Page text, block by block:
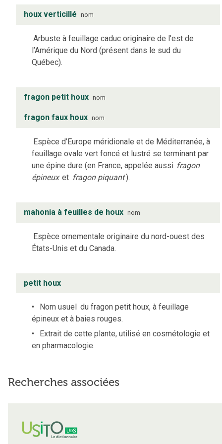
houx verticillé nom
Arbuste à feuillage caduc originaire de l’est de
l’Amérique du Nord (présent dans le sud du
Québec).
fragon petit houx nom
fragon faux houx nom
Espèce d’Europe méridionale et de Méditerranée, à
feuillage ovale vert foncé et lustré se terminant par
une épine dure (en France, appelée aussi fragon
épineux et fragon piquant).
mahonia à feuilles de houx nom
Espèce ornementale originaire du nord-ouest des
États-Unis et du Canada.
petit houx
Nom usuel du fragon petit houx, à feuillage
épineux et à baies rouges.
Extrait de cette plante, utilisé en cosmétologie et
en pharmacologie.
Recherches associées